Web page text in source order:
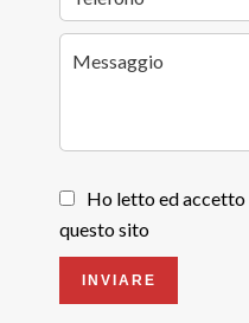
Ho letto ed accetto
questo sito
INVIARE